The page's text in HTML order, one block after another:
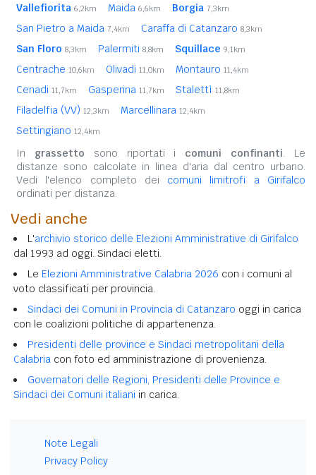
Vallefiorita 6,2km Maida 6,6km Borgia 7,3km
San Pietro a Maida 7,4km Caraffa di Catanzaro 8,3km
San Floro 8,3km Palermiti 8,8km Squillace 9,1km
Centrache 10,6km Olivadi 11,0km Montauro 11,4km
Cenadi 11,7km Gasperina 11,7km Stalettì 11,8km
Filadelfia (VV) 12,3km Marcellinara 12,4km
Settingiano 12,4km
In grassetto sono riportati i comuni confinanti. Le
distanze sono calcolate in linea d'aria dal centro urbano.
Vedi l'elenco completo dei comuni limitrofi a Girifalco
ordinati per distanza.
Vedi anche
L'archivio storico delle Elezioni Amministrative di Girifalco
dal 1993 ad oggi. Sindaci eletti.
Le Elezioni Amministrative Calabria 2026 con i comuni al
voto classificati per provincia.
Sindaci dei Comuni in Provincia di Catanzaro oggi in carica
con le coalizioni politiche di appartenenza.
Presidenti delle province e Sindaci metropolitani della
Calabria con foto ed amministrazione di provenienza.
Governatori delle Regioni, Presidenti delle Province e
Sindaci dei Comuni italiani in carica.
Note Legali
Privacy Policy